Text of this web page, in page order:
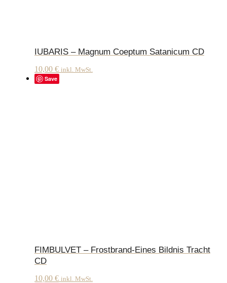
IUBARIS – Magnum Coeptum Satanicum CD
10,00 € inkl. MwSt.
Save
FIMBULVET – Frostbrand-Eines Bildnis Tracht
CD
10,00 € inkl. MwSt.